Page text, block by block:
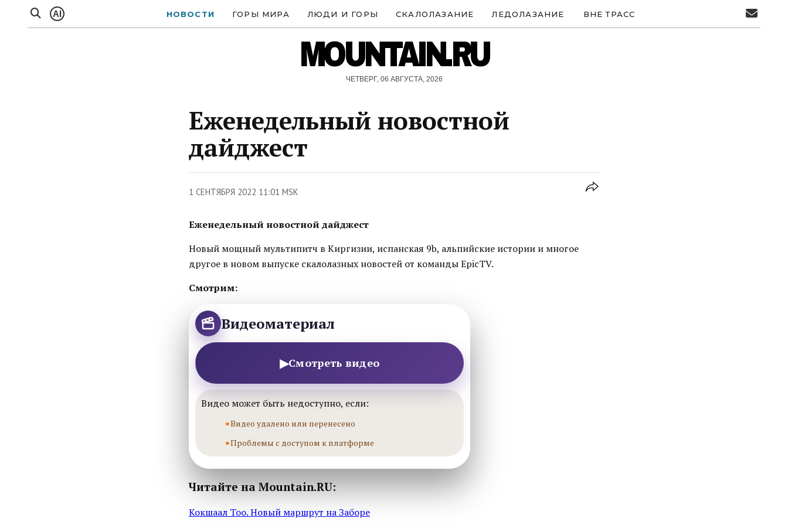
AI НОВОСТИ ГОРЫ МИРА ЛЮДИ И ГОРЫ СКАЛОЛАЗАНИЕ ЛЕДОЛАЗАНИЕ ВНЕ ТРАСС
MOUNTAIN.RU
ЧЕТВЕРГ, 06 АВГУСТА, 2026
Еженедельный новостной
дайджест
1 СЕНТЯБРЯ 2022 11:01 MSK
Еженедельный новостной дайджест
Новый мощный мультипитч в Киргизии, испанская 9b, альпийские истории и многое
другое в новом выпуске скалолазных новостей от команды EpicTV.
Смотрим:
Видеоматериал
▶Смотреть видео
Видео может быть недоступно, если:
Видео удалено или перенесено
Проблемы с доступом к платформе
Читайте на Mountain.RU:
Кокшаал Тоо. Новый маршрут на Заборе